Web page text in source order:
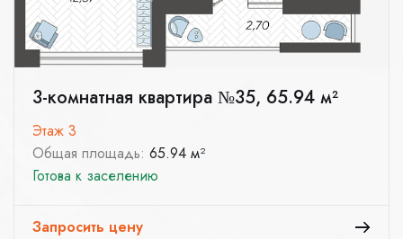
3-комнатная квартира №35, 65.94 м²
Этаж 3
Общая площадь: 65.94 м²
Готова к заселению
Запросить цену